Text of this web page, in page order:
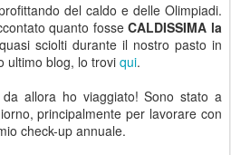
del caldo e delle Olimpiadi.
quanto fosseCALDISSIMA la
sciolti durante il nostro pasto in
ultimo blog, lo trovi qui.
da allora ho viaggiato! Sono stato a
principalmente per lavorare con
check-up annuale.